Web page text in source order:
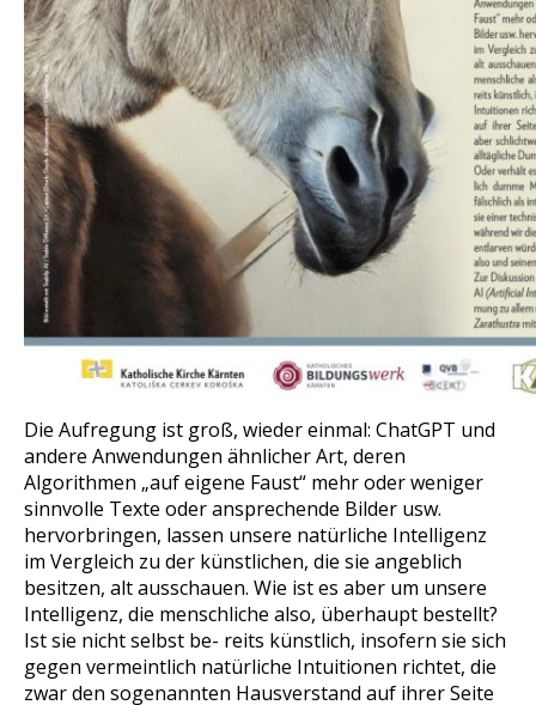
Die Aufregung ist groß, wieder einmal: ChatGPT und
andere Anwendungen ähnlicher Art, deren
Algorithmen „auf eigene Faust“ mehr oder weniger
sinnvolle Texte oder ansprechende Bilder usw.
hervorbringen, lassen unsere natürliche Intelligenz
im Vergleich zu der künstlichen, die sie angeblich
besitzen, alt ausschauen. Wie ist es aber um unsere
Intelligenz, die menschliche also, überhaupt bestellt?
Ist sie nicht selbst be- reits künstlich, insofern sie sich
gegen vermeintlich natürliche Intuitionen richtet, die
zwar den sogenannten Hausverstand auf ihrer Seite